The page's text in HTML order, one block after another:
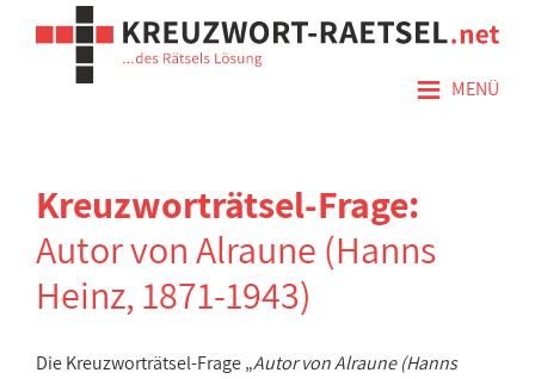
≡ MENÜ
Kreuzworträtsel-Frage:
Autor von Alraune (Hanns
Heinz, 1871-1943)
Die Kreuzworträtsel-Frage „Autor von Alraune (Hanns